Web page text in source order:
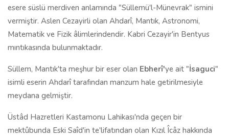
esere süslü merdiven anlamında "Süllemü'l-Münevrak" ismini
vermiştir. Aslen Cezayirli olan Ahdarî, Mantık, Astronomi,
Matematik ve Fizik âlimlerindendir. Kabri Cezayir'in Bentyus
mıntıkasında bulunmaktadır.
Süllem, Mantık'ta meşhur bir eser olan Ebherî'ye ait "İsaguci"
isimli eserin Ahdarî tarafından manzum hale getirilmesiyle
meydana gelmiştir.
Üstâd Hazretleri Kastamonu Lahikası'nda geçen bir
mektûbunda Eski Saîd'in te'lifatından olan Kızıl Îcâz hakkında